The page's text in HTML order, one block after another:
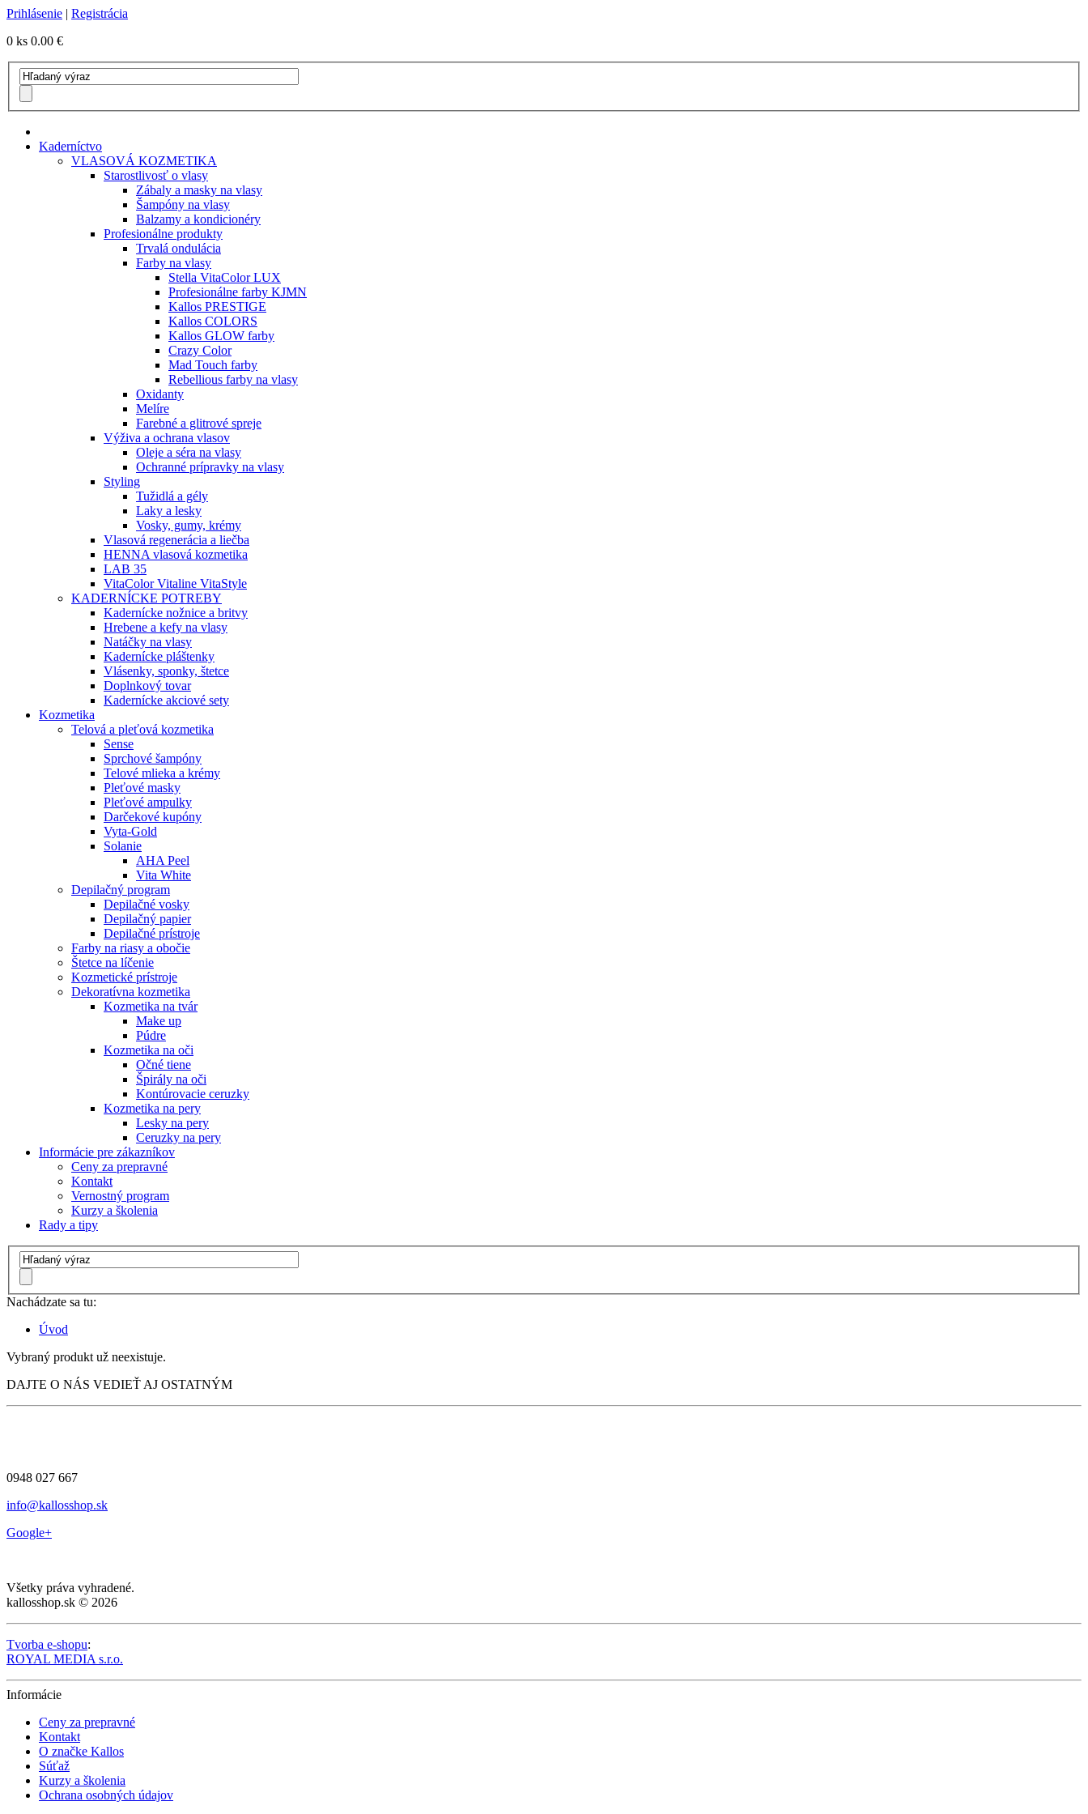
Prihlásenie | Registrácia
0 ks 0.00 €
Kaderníctvo
VLASOVÁ KOZMETIKA
Starostlivosť o vlasy
Zábaly a masky na vlasy
Šampóny na vlasy
Balzamy a kondicionéry
Profesionálne produkty
Trvalá ondulácia
Farby na vlasy
Stella VitaColor LUX
Profesionálne farby KJMN
Kallos PRESTIGE
Kallos COLORS
Kallos GLOW farby
Crazy Color
Mad Touch farby
Rebellious farby na vlasy
Oxidanty
Melíre
Farebné a glitrové spreje
Výživa a ochrana vlasov
Oleje a séra na vlasy
Ochranné prípravky na vlasy
Styling
Tužidlá a gély
Laky a lesky
Vosky, gumy, krémy
Vlasová regenerácia a liečba
HENNA vlasová kozmetika
LAB 35
VitaColor Vitaline VitaStyle
KADERNÍCKE POTREBY
Kadernícke nožnice a britvy
Hrebene a kefy na vlasy
Natáčky na vlasy
Kadernícke pláštenky
Vlásenky, sponky, štetce
Doplnkový tovar
Kadernícke akciové sety
Kozmetika
Telová a pleťová kozmetika
Sense
Sprchové šampóny
Telové mlieka a krémy
Pleťové masky
Pleťové ampulky
Darčekové kupóny
Vyta-Gold
Solanie
AHA Peel
Vita White
Depilačný program
Depilačné vosky
Depilačný papier
Depilačné prístroje
Farby na riasy a obočie
Štetce na líčenie
Kozmetické prístroje
Dekoratívna kozmetika
Kozmetika na tvár
Make up
Púdre
Kozmetika na oči
Očné tiene
Špirály na oči
Kontúrovacie ceruzky
Kozmetika na pery
Lesky na pery
Ceruzky na pery
Informácie pre zákazníkov
Ceny za prepravné
Kontakt
Vernostný program
Kurzy a školenia
Rady a tipy
Nachádzate sa tu:
Úvod
Vybraný produkt už neexistuje.
DAJTE O NÁS VEDIEŤ AJ OSTATNÝM
0948 027 667
info@kallosshop.sk
Google+
Všetky práva vyhradené.
kallosshop.sk © 2026
Tvorba e-shopu:
ROYAL MEDIA s.r.o.
Informácie
Ceny za prepravné
Kontakt
O značke Kallos
Súťaž
Kurzy a školenia
Ochrana osobných údajov